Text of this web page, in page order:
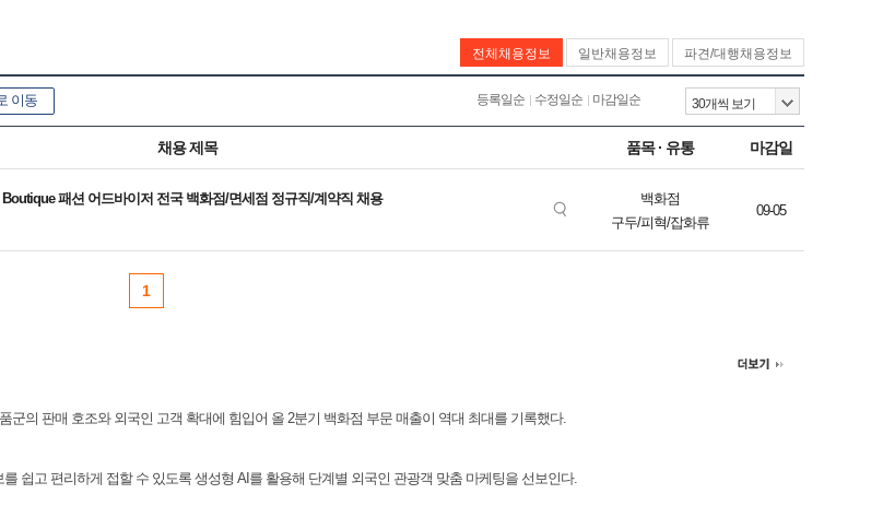
전체채용정보 일반채용정보 파견/대행채용정보
이동 등록일순 수정일순 마감일순
채용 제목 품목 · 유통 마감일
패션 어드바이저 전국 백화점/면세점 정규직/계약직 채용
백화점
구두/피혁/잡화류
09-05
1
군의 판매 호조와 외국인 고객 확대에 힘입어 올 2분기 백화점 부문 매출이 역대 최대를 기록했다.
쉽고 편리하게 접할 수 있도록 생성형 AI를 활용해 단계별 외국인 관광객 맞춤 마케팅을 선보인다.